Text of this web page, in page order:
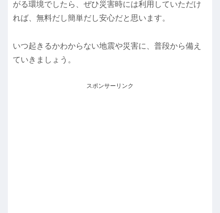
がる環境でしたら、ぜひ災害時には利用していただけ
れば、無料だし簡単だし安心だと思います。
いつ起きるかわからない地震や災害に、普段から備え
ていきましょう。
スポンサーリンク